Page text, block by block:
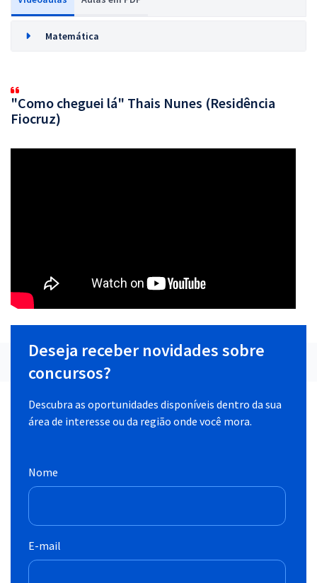
Matemática
"Como cheguei lá" Thais Nunes (Residência
Fiocruz)
Deseja receber novidades sobre
concursos?
Descubra as oportunidades disponíveis dentro da sua
área de interesse ou da região onde você mora.
Nome
E-mail